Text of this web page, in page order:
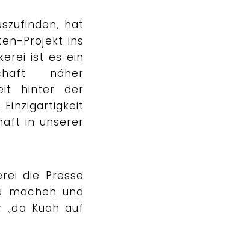
hat
Projekt ins
ist es ein
näher
hinter der
in unserer
die Presse
machen und
Kuah auf